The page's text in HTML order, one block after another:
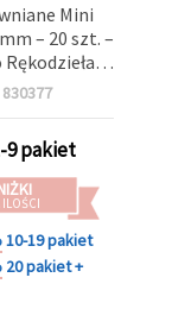
Mini
– 20 szt. –
Prezentów
830377
9 pakiet
ILOŚCI
10-19 pakiet
20 pakiet +